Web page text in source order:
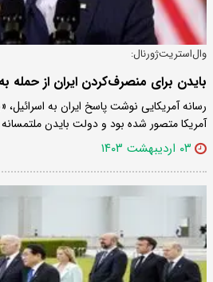
وال‌استریت‌ژورنال:
بایدن برای منصرف‌کردن ایران از حمله
رسانه آمریکایی نوشت پاسخ ایران به اسرائیل،
آمریکا متصور شده بود و دولت بایدن ملتمسانه
۰۳ اردیبهشت ۱۴۰۳